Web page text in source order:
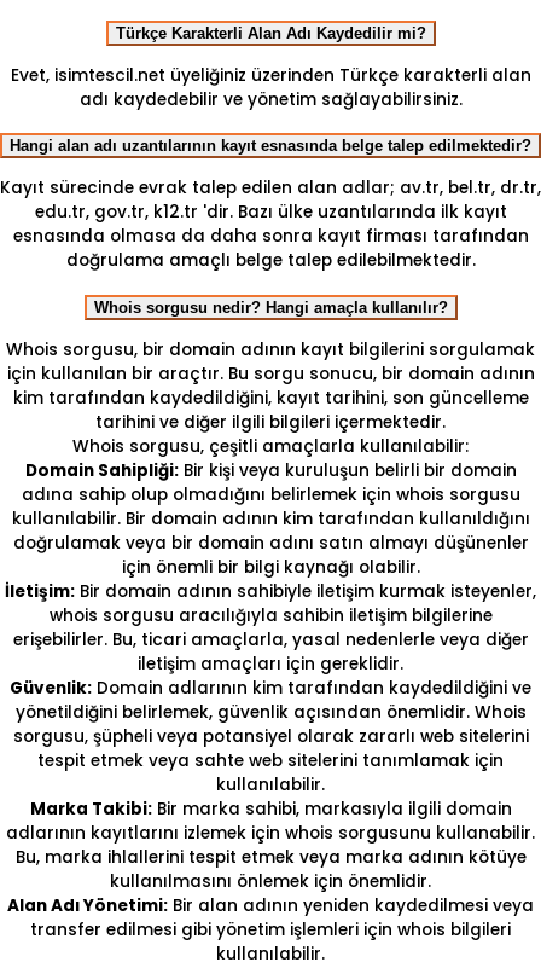
Türkçe Karakterli Alan Adı Kaydedilir mi?
Evet, isimtescil.net üyeliğiniz üzerinden Türkçe karakterli alan
adı kaydedebilir ve yönetim sağlayabilirsiniz.
Hangi alan adı uzantılarının kayıt esnasında belge talep edilmektedir?
Kayıt sürecinde evrak talep edilen alan adlar; av.tr, bel.tr, dr.tr,
edu.tr, gov.tr, k12.tr 'dir. Bazı ülke uzantılarında ilk kayıt
esnasında olmasa da daha sonra kayıt firması tarafından
doğrulama amaçlı belge talep edilebilmektedir.
Whois sorgusu nedir? Hangi amaçla kullanılır?
Whois sorgusu, bir domain adının kayıt bilgilerini sorgulamak
için kullanılan bir araçtır. Bu sorgu sonucu, bir domain adının
kim tarafından kaydedildiğini, kayıt tarihini, son güncelleme
tarihini ve diğer ilgili bilgileri içermektedir.
Whois sorgusu, çeşitli amaçlarla kullanılabilir:
Domain Sahipliği:Bir kişi veya kuruluşun belirli bir domain
adına sahip olup olmadığını belirlemek için whois sorgusu
kullanılabilir. Bir domain adının kim tarafından kullanıldığını
doğrulamak veya bir domain adını satın almayı düşünenler
için önemli bir bilgi kaynağı olabilir.
İletişim: Bir domain adının sahibiyle iletişim kurmak isteyenler,
whois sorgusu aracılığıyla sahibin iletişim bilgilerine
erişebilirler. Bu, ticari amaçlarla, yasal nedenlerle veya diğer
iletişim amaçları için gereklidir.
Güvenlik: Domain adlarının kim tarafından kaydedildiğini ve
yönetildiğini belirlemek, güvenlik açısından önemlidir. Whois
sorgusu, şüpheli veya potansiyel olarak zararlı web sitelerini
tespit etmek veya sahte web sitelerini tanımlamak için
kullanılabilir.
Marka Takibi:Bir marka sahibi, markasıyla ilgili domain
adlarının kayıtlarını izlemek için whois sorgusunu kullanabilir.
Bu, marka ihlallerini tespit etmek veya marka adının kötüye
kullanılmasını önlemek için önemlidir.
Alan Adı Yönetimi: Bir alan adının yeniden kaydedilmesi veya
transfer edilmesi gibi yönetim işlemleri için whois bilgileri
kullanılabilir.